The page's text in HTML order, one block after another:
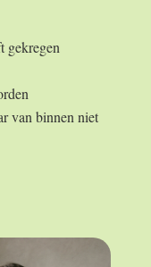
gekregen
van binnen niet